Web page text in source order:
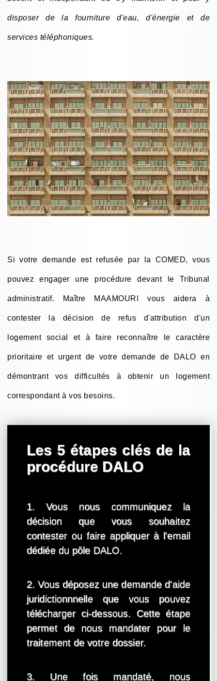
disposer de la fourniture d'eau, d'énergie et de
services téléphoniques.
Si votre demande est refusée par la COMED, vous
pouvez engager une procédure devant le Tribunal
administratif. Maître MAAMOURI vous aidera à
contester la décision de refus d'attribution d'un
logement social et à faire reconnaître le caractère
prioritaire et urgent de votre demande de DALO en
démontrant vos difficultés à obtenir un logement
correspondant à vos besoins.
Les 5 étapes clés de la
procédure DALO
1. Vous nous communiquez la
décision que vous souhaitez
contester ou faire appliquer à l'email
dédiée du pôle DALO.
2. Vous déposez une demande d'aide
juridictionnnelle que vous pouvez
télécharger ci-dessous. Cette étape
permet de nous mandater pour le
traitement de votre dossier.
3. Une fois mandaté, nous